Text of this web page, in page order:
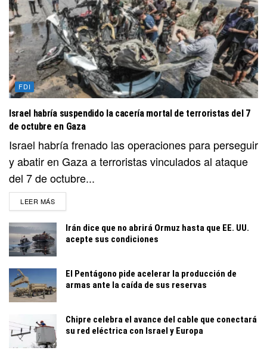
FDI
Israel habría suspendido la cacería mortal de terroristas del 7
de octubre en Gaza
Israel habría frenado las operaciones para perseguir
y abatir en Gaza a terroristas vinculados al ataque
del 7 de octubre...
LEER MÁSDETAILS
Irán dice que no abrirá Ormuz hasta que EE. UU.
acepte sus condiciones
El Pentágono pide acelerar la producción de
armas ante la caída de sus reservas
Chipre celebra el avance del cable que conectará
su red eléctrica con Israel y Europa